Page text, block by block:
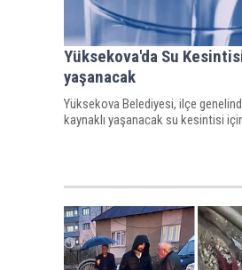
Yüksekova'da Su
yaşanacak
Yüksekova Belediyesi, ilçe
kaynaklı yaşanacak su kesintisi